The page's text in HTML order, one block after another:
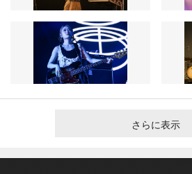
さらに表示